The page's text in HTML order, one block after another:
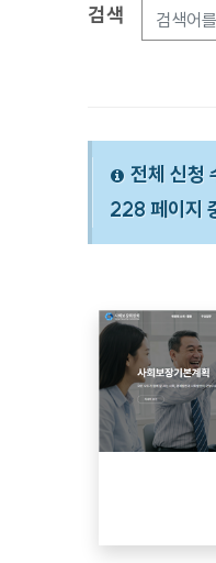
검색옵션
검색
전체 신청
228 페이지